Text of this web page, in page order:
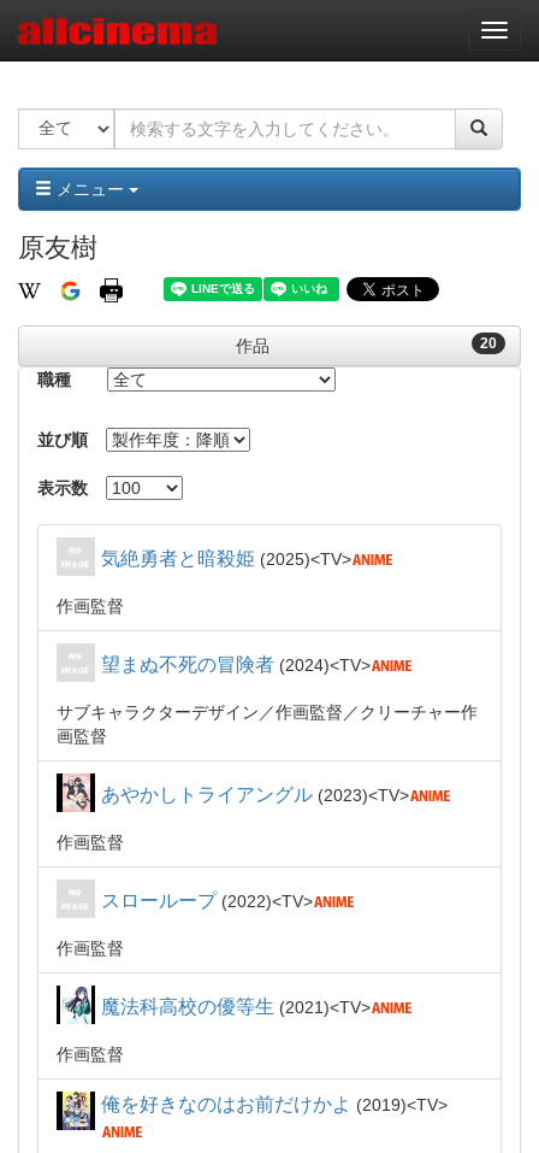
ナ
ビ
ー
ョ
ン
メニュー
原友樹
20
作品
職種
並び順
表示数
気絶勇者と暗殺姫 2025 TV
作画監督
望まぬ不死の冒険者 2024 TV
サブキャラクターデザイン 作画監督
クリーチャー作
画監督
あやかしトライアングル 2023 TV
作画監督
スローループ 2022 TV
作画監督
魔法科高校の優等生 2021 TV
作画監督
俺を好きなのはお前だけかよ 2019 TV